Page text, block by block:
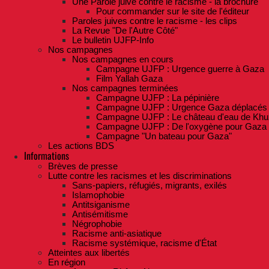
Pour commander sur le site de l'éditeur
Paroles juives contre le racisme - les clips
La Revue "De l'Autre Côté"
Le bulletin UJFP-Info
Nos campagnes
Nos campagnes en cours
Campagne UJFP : Urgence guerre à Gaza
Film Yallah Gaza
Nos campagnes terminées
Campagne UJFP : La pépinière
Campagne UJFP : Urgence Gaza déplacés
Campagne UJFP : Le château d'eau de
Campagne UJFP : De l'oxygène pour Gaza
Campagne "Un bateau pour Gaza"
Les actions BDS
Informations
Brèves de presse
Lutte contre les racismes et les discriminations
Sans-papiers, réfugiés, migrants, exilés
Islamophobie
Antitsiganisme
Antisémitisme
Négrophobie
Racisme anti-asiatique
Racisme systémique, racisme d'État
Atteintes aux libertés
En région